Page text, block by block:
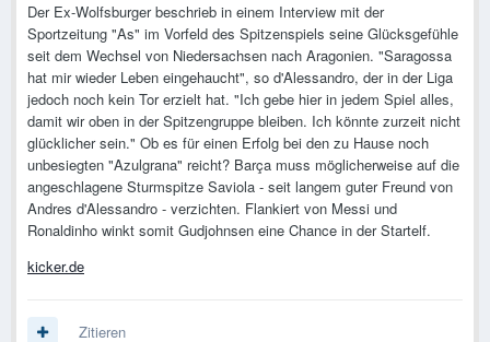
Der Ex-Wolfsburger beschrieb in einem Interview mit der
Sportzeitung "As" im Vorfeld des Spitzenspiels seine Glücksgefühle
seit dem Wechsel von Niedersachsen nach Aragonien. "Saragossa
hat mir wieder Leben eingehaucht", so d'Alessandro, der in der Liga
jedoch noch kein Tor erzielt hat. "Ich gebe hier in jedem Spiel alles,
damit wir oben in der Spitzengruppe bleiben. Ich könnte zurzeit nicht
glücklicher sein." Ob es für einen Erfolg bei den zu Hause noch
unbesiegten "Azulgrana" reicht? Barça muss möglicherweise auf die
angeschlagene Sturmspitze Saviola - seit langem guter Freund von
Andres d'Alessandro - verzichten. Flankiert von Messi und
Ronaldinho winkt somit Gudjohnsen eine Chance in der Startelf.
kicker.de
Zitieren